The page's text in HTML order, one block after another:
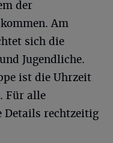
der
Am
sich die
Jugendliche.
ist die Uhrzeit
Für alle
Details rechtzeitig